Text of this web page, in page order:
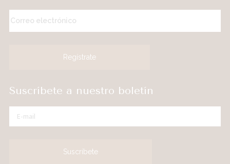
Suscríbete a nuestro boletín